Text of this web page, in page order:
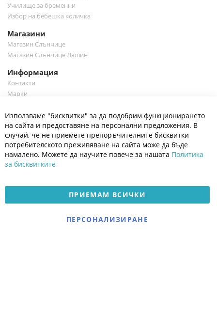
Училище за бременни
Избор на бебешка количка
Магазини
Магазин Слънчице
Магазин Слънчице Люлин
Информация
Контакти
Марки
Полезно
Общи условия
Политика за поверителност
Платформа за OPC
Доставка и плащане
Електронен магазин
разработен и поддържан
Използваме "бисквитки" за да подобрим функционирането
на сайта и предоставяне на персонални предложения. В
случай, че не приемете препоръчителните бисквитки
потребителското преживяване на сайта може да бъде
намалено. Можете да научите повече за нашата Политика
за бисквитките
ПРИЕМАМ ВСИЧКИ
ПЕРСОНАЛИЗИРАНЕ